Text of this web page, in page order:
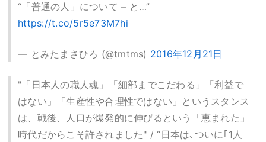
“「普通の人」について – と…”
https://t.co/5r5e73M7hi
— とみたまさひろ (@tmtms) 2016年12月21日
"「日本人の職人魂」「細部までこだわる」「利益で
はない」「生産性や合理性ではない」というスタンス
は、戦後、人口が爆発的に伸びるという「恵まれた」
時代だからこそ許されました" / “日本は､ついに｢1人